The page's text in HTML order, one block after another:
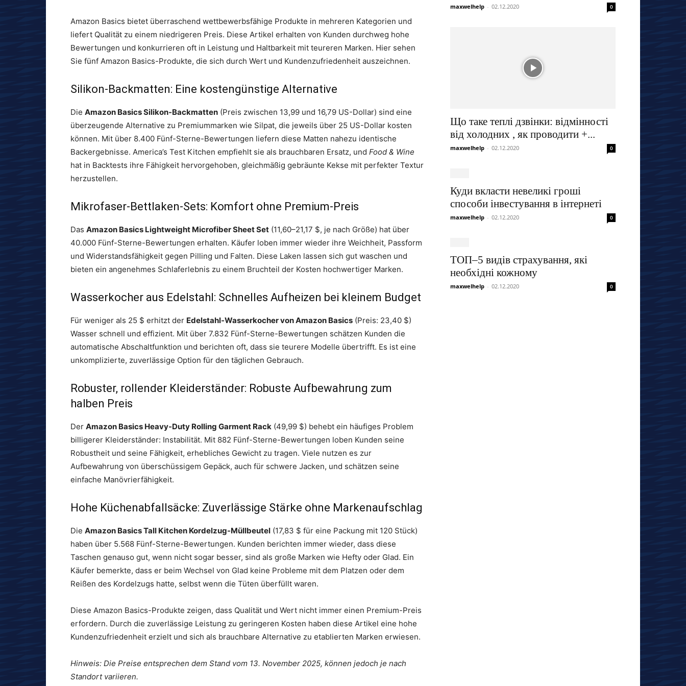
Amazon Basics bietet überraschend wettbewerbsfähige Produkte in mehreren Kategorien und
liefert Qualität zu einem niedrigeren Preis. Diese Artikel erhalten von Kunden durchweg hohe
Bewertungen und konkurrieren oft in Leistung und Haltbarkeit mit teureren Marken. Hier sehen
Sie fünf Amazon Basics-Produkte, die sich durch Wert und Kundenzufriedenheit auszeichnen.
Silikon-Backmatten: Eine kostengünstige Alternative
Die Amazon Basics Silikon-Backmatten (Preis zwischen 13,99 und 16,79 US-Dollar) sind eine
überzeugende Alternative zu Premiummarken wie Silpat, die jeweils über 25 US-Dollar kosten
können. Mit über 8.400 Fünf-Sterne-Bewertungen liefern diese Matten nahezu identische
Backergebnisse. America’s Test Kitchen empfiehlt sie als brauchbaren Ersatz, und Food & Wine
hat in Backtests ihre Fähigkeit hervorgehoben, gleichmäßig gebräunte Kekse mit perfekter Textur
herzustellen.
Mikrofaser-Bettlaken-Sets: Komfort ohne Premium-Preis
Das Amazon Basics Lightweight Microfiber Sheet Set (11,60–21,17 $, je nach Größe) hat über
40.000 Fünf-Sterne-Bewertungen erhalten. Käufer loben immer wieder ihre Weichheit, Passform
und Widerstandsfähigkeit gegen Pilling und Falten. Diese Laken lassen sich gut waschen und
bieten ein angenehmes Schlaferlebnis zu einem Bruchteil der Kosten hochwertiger Marken.
Wasserkocher aus Edelstahl: Schnelles Aufheizen bei kleinem Budget
Für weniger als 25 $ erhitzt der Edelstahl-Wasserkocher von Amazon Basics (Preis: 23,40 $)
Wasser schnell und effizient. Mit über 7.832 Fünf-Sterne-Bewertungen schätzen Kunden die
automatische Abschaltfunktion und berichten oft, dass sie teurere Modelle übertrifft. Es ist eine
unkomplizierte, zuverlässige Option für den täglichen Gebrauch.
Robuster, rollender Kleiderständer: Robuste Aufbewahrung zum
halben Preis
Der Amazon Basics Heavy-Duty Rolling Garment Rack (49,99 $) behebt ein häufiges Problem
billigerer Kleiderständer: Instabilität. Mit 882 Fünf-Sterne-Bewertungen loben Kunden seine
Robustheit und seine Fähigkeit, erhebliches Gewicht zu tragen. Viele nutzen es zur
Aufbewahrung von überschüssigem Gepäck, auch für schwere Jacken, und schätzen seine
einfache Manövrierfähigkeit.
Hohe Küchenabfallsäcke: Zuverlässige Stärke ohne Markenaufschlag
Die Amazon Basics Tall Kitchen Kordelzug-Müllbeutel (17,83 $ für eine Packung mit 120 Stück)
haben über 5.568 Fünf-Sterne-Bewertungen. Kunden berichten immer wieder, dass diese
Taschen genauso gut, wenn nicht sogar besser, sind als große Marken wie Hefty oder Glad. Ein
Käufer bemerkte, dass er beim Wechsel von Glad keine Probleme mit dem Platzen oder dem
Reißen des Kordelzugs hatte, selbst wenn die Tüten überfüllt waren.
Diese Amazon Basics-Produkte zeigen, dass Qualität und Wert nicht immer einen Premium-Preis
erfordern. Durch die zuverlässige Leistung zu geringeren Kosten haben diese Artikel eine hohe
Kundenzufriedenheit erzielt und sich als brauchbare Alternative zu etablierten Marken erwiesen.
Hinweis: Die Preise entsprechen dem Stand vom 13. November 2025, können jedoch je nach
Standort variieren.
maxwelhelp - 02.12.2020 0
Що таке теплі дзвінки: відмінності
від холодних , як проводити +...
maxwelhelp - 02.12.2020 0
Куди вкласти невеликі гроші
способи інвестування в інтернеті
maxwelhelp - 02.12.2020 0
ТОП–5 видів страхування, які
необхідні кожному
maxwelhelp - 02.12.2020 0